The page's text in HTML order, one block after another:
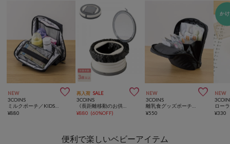
NEW 
3COINS
¥880
再入荷 SALE 
3COINS
¥880 (60%OFF)
NEW 
3COINS
¥550
NEW
¥330
便利で楽しいベビーアイテム